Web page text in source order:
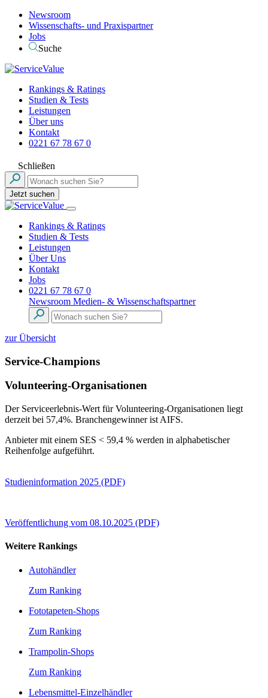
Newsroom
Wissenschafts- und Praxispartner
Jobs
Suche
Rankings & Ratings
Studien & Tests
Leistungen
Über uns
Kontakt
0221 67 78 67 0
Schließen
Jetzt suchen
Rankings & Ratings
Studien & Tests
Leistungen
Über Uns
Kontakt
Jobs
0221 67 78 67 0
Newsroom Medien- & Wissenschaftspartner
zur Übersicht
Service-Champions
Volunteering-Organisationen
Der Serviceerlebnis-Wert für Volunteering-Organisationen liegt
derzeit bei 57,4%. Branchengewinner ist AIFS.
Anbieter mit einem SES < 59,4 % werden in alphabetischer
Reihenfolge aufgeführt.
Studieninformation 2025 (PDF)
Veröffentlichung vom 08.10.2025 (PDF)
Weitere Rankings
Autohändler
Zum Ranking
Fototapeten-Shops
Zum Ranking
Trampolin-Shops
Zum Ranking
Lebensmittel-Einzelhändler